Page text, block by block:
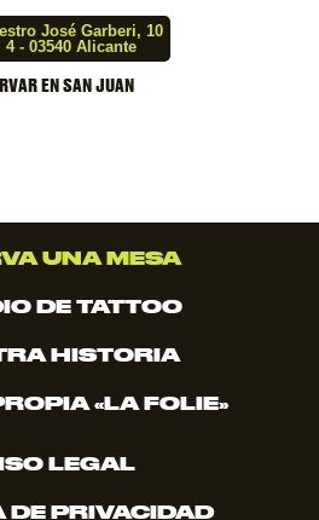
José Garberi, 10
4 - 03540 Alicante
EN SAN JUAN
UNA MESA
DE TATTOO
HISTORIA
«LA FOLIE»
LEGAL
DE PRIVACIDAD